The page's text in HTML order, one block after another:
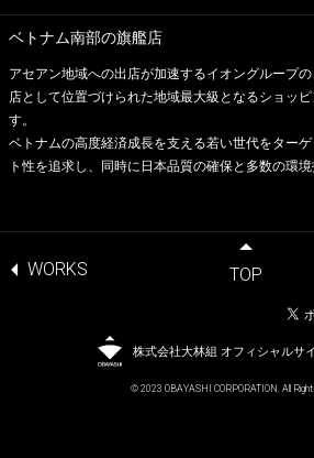
ベトナム南部の旗艦店
アセアン地域への出店が加速するイオングループ
店として位置づけられた地域最大級となるショッ
す。
ベトナムの高度経済成長を支える若い世代をター
ト性を追求し、同時に日本品質の確保と多数の環
TOP
WORKS
株式会社大林組 オフィシャルサ
© 2023 OBAYASHI CORPORATION. All